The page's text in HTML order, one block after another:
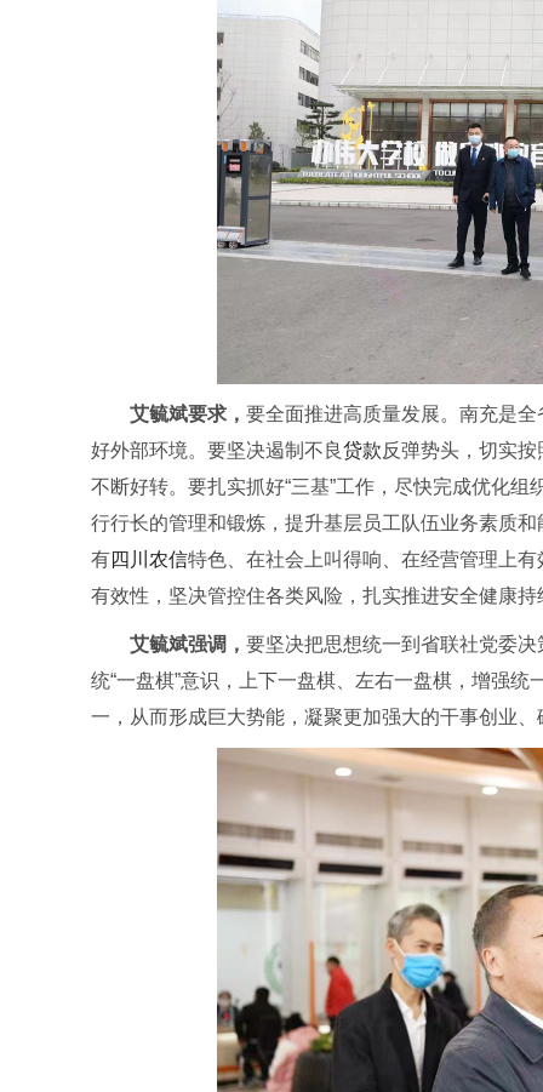
艾毓斌要求，要全面推进高质量发展。南充是
好外部环境。要坚决遏制不良贷款反弹势头，切实
不断好转。要扎实抓好“三基”工作，尽快完成优化
行行长的管理和锻炼，提升基层员工队伍业务素质
有四川农信特色、在社会上叫得响、在经营管理上
有效性，坚决管控住各类风险，扎实推进安全健康持
艾毓斌强调，要坚决把思想统一到省联社党委
统“一盘棋”意识，上下一盘棋、左右一盘棋，增强
一，从而形成巨大势能，凝聚更加强大的干事创业